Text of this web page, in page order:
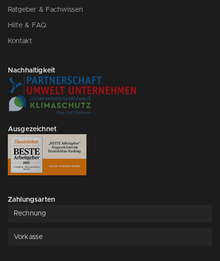
Ratgeber & Fachwissen
Hilfe & FAQ
Kontakt
Nachhaltigkeit
Ausgezeichnet
Zahlungsarten
Rechnung
Vorkasse